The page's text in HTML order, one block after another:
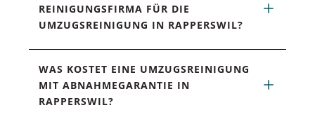
REINIGUNGSFIRMA FÜR DIE
UMZUGSREINIGUNG IN RAPPERSWIL?
WAS KOSTET EINE UMZUGSREINIGUNG
MIT ABNAHMEGARANTIE IN
RAPPERSWIL?